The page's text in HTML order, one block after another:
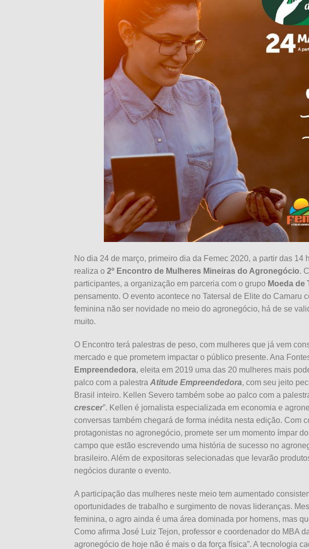
No dia 24 de março, primeiro dia da Femec 2020, a partir das
realiza o 2º Encontro de Mulheres Mineiras do Agronegócio.
participantes, a organização em parceria com o grupo Moeda de
pensamento. O evento acontece no Tatersal de Elite do Camaru
feminina não ser novidade no meio do agronegócio, há de se
muito.
O Encontro terá palestras de peso, com mulheres que já vem
mercado e que prometem impactar o público presente. Ana
Empreendedora, eleita em 2019 uma das 20 mulheres mais
palco com a palestra Atitude Empreendedora, com seu jeito
Brasil inteiro. Kellen Severo também sobe ao palco com a
crescer”. Kellen é jornalista especializada em economia e
conversas também chegará de forma inédita nesta edição. Com
protagonistas no agronegócio, promete ser um momento ímpar
campo que estão escrevendo uma história de sucesso no
brasileiro. Além de expositoras selecionadas que levarão
negócios durante o evento.
A participação das mulheres neste meio tem aumentado
oportunidades de trabalho e surgimento de novas lideranças.
feminina, o agro ainda é uma área dominada por homens, mas
Como afirma José Luiz Tejon, professor e coordenador do MBA
agronegócio de hoje não é mais o da força física”. A tecnologia